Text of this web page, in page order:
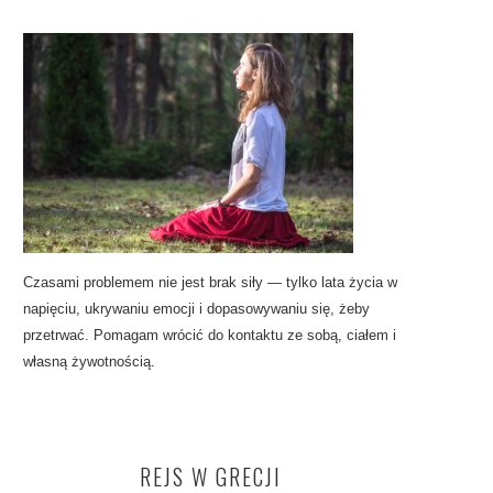
Czasami problemem nie jest brak siły — tylko lata życia w
napięciu, ukrywaniu emocji i dopasowywaniu się, żeby
przetrwać. Pomagam wrócić do kontaktu ze sobą, ciałem i
własną żywotnością.
REJS W GRECJI